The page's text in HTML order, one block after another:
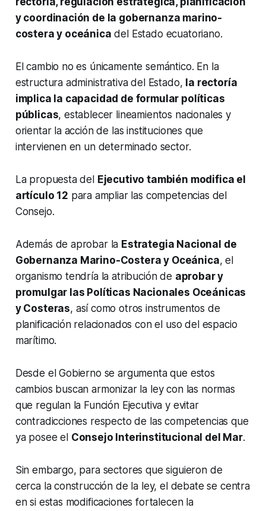
y coordinación de la gobernanza marino-
costera y oceánica del Estado ecuatoriano.
El cambio no es únicamente semántico. En la
estructura administrativa del Estado, la rectoría
implica la capacidad de formular políticas
públicas, establecer lineamientos nacionales y
orientar la acción de las instituciones que
intervienen en un determinado sector.
La propuesta del Ejecutivo también modifica el
artículo 12 para ampliar las competencias del
Consejo.
Además de aprobar la Estrategia Nacional de
Gobernanza Marino-Costera y Oceánica, el
organismo tendría la atribución de aprobar y
promulgar las Políticas Nacionales Oceánicas
y Costeras, así como otros instrumentos de
planificación relacionados con el uso del espacio
marítimo.
Desde el Gobierno se argumenta que estos
cambios buscan armonizar la ley con las normas
que regulan la Función Ejecutiva y evitar
contradicciones respecto de las competencias que
ya posee el Consejo Interinstitucional del Mar.
Sin embargo, para sectores que siguieron de
cerca la construcción de la ley, el debate se centra
en si estas modificaciones fortalecen la